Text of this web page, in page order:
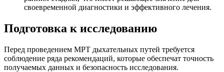
своевременной диагностики и эффективного лечения.
Подготовка к исследованию
Перед проведением МРТ дыхательных путей требуется
соблюдение ряда рекомендаций, которые обеспечат точность
получаемых данных и безопасность исследования.